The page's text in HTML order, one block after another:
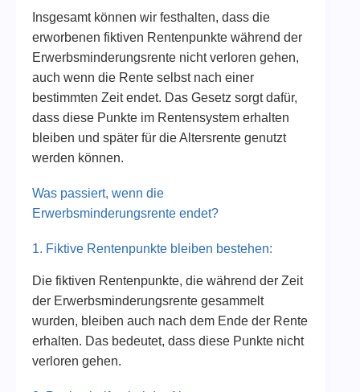
Insgesamt können wir festhalten, dass die
erworbenen fiktiven Rentenpunkte während der
Erwerbsminderungsrente nicht verloren gehen,
auch wenn die Rente selbst nach einer
bestimmten Zeit endet. Das Gesetz sorgt dafür,
dass diese Punkte im Rentensystem erhalten
bleiben und später für die Altersrente genutzt
werden können.
Was passiert, wenn die
Erwerbsminderungsrente endet?
1. Fiktive Rentenpunkte bleiben bestehen:
Die fiktiven Rentenpunkte, die während der Zeit
der Erwerbsminderungsrente gesammelt
wurden, bleiben auch nach dem Ende der Rente
erhalten. Das bedeutet, dass diese Punkte nicht
verloren gehen.